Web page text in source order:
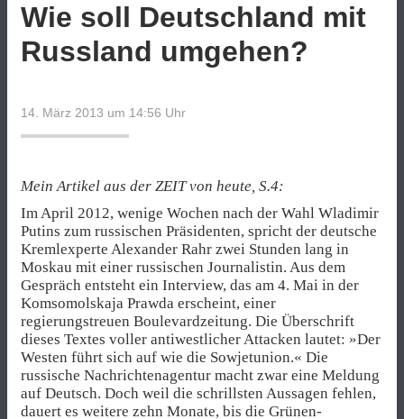
Wie soll Deutschland mit
Russland umgehen?
14. März 2013 um 14:56 Uhr
Mein Artikel aus der ZEIT von heute, S.4:
Im April 2012, wenige Wochen nach der Wahl Wladimir
Putins zum russischen Präsidenten, spricht der deutsche
Kremlexperte Alexander Rahr zwei Stunden lang in
Moskau mit einer russischen Journalistin. Aus dem
Gespräch entsteht ein Interview, das am 4. Mai in der
Komsomolskaja Prawda erscheint, einer
regierungstreuen Boulevardzeitung. Die Überschrift
dieses Textes voller antiwestlicher Attacken lautet: »Der
Westen führt sich auf wie die Sowjetunion.« Die
russische Nachrichtenagentur macht zwar eine Meldung
auf Deutsch. Doch weil die schrillsten Aussagen fehlen,
dauert es weitere zehn Monate, bis die Grünen-